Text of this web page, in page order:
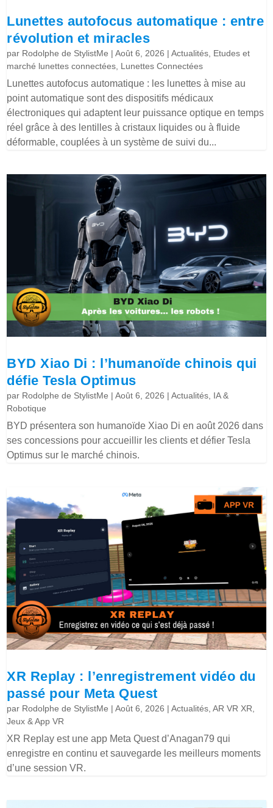
Lunettes autofocus automatique : entre
révolution et miracles
par Rodolphe de StylistMe |Août 6, 2026 |Actualités Etudes et
marché lunettes connectées Lunettes Connectées
Lunettes autofocus automatique : les lunettes à mise au
point automatique sont des dispositifs médicaux
électroniques qui adaptent leur puissance optique en temps
réel grâce à des lentilles à cristaux liquides ou à fluide
déformable, couplées à un système de suivi du...
BYD Xiao Di : l’humanoïde chinois qui
défie Tesla Optimus
par Rodolphe de StylistMe |Août 6, 2026 |Actualités IA &
Robotique
BYD présentera son humanoïde Xiao Di en août 2026 dans
ses concessions pour accueillir les clients et défier Tesla
Optimus sur le marché chinois.
XR Replay : l’enregistrement vidéo du
passé pour Meta Quest
par Rodolphe de StylistMe |Août 6, 2026 |Actualités ,AR VR XR
Jeux & App VR
XR Replay est une app Meta Quest d’Anagan79 qui
enregistre en continu et sauvegarde les meilleurs moments
d’une session VR.